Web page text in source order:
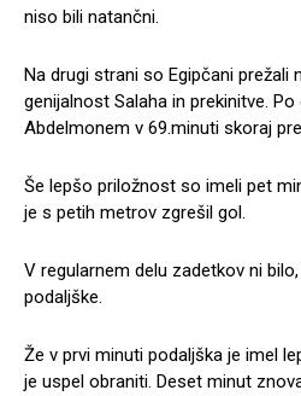
niso bili natančni.
Na drugi strani so Egipčani prežali
genijalnost Salaha in prekinitve. Po
Abdelmonem v 69.minuti skoraj
Še lepšo priložnost so imeli pet
je s petih metrov zgrešil gol.
V regularnem delu zadetkov ni
podaljške.
Že v prvi minuti podaljška je imel
je uspel obraniti. Deset minut